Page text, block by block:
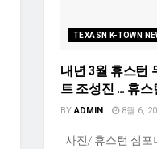
TEXASN K-TOWN
내년 3월 휴스턴
트 조성진 … 휴
BY ADMIN 8월 6,
사진/ 휴스턴 심